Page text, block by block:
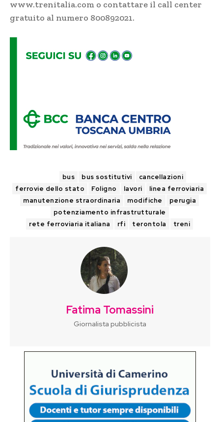
www.trenitalia.com o contattare il call center
gratuito al numero 800892021.
bus bus sostitutivi
cancellazioni
ferrovie dello stato
Foligno lavori
linea ferroviaria
manutenzione straordinaria
modifiche
perugia
potenziamento infrastrutturale
rete ferroviaria italiana
rfi terontola treni
Fatima Tomassini
Giornalista pubblicista